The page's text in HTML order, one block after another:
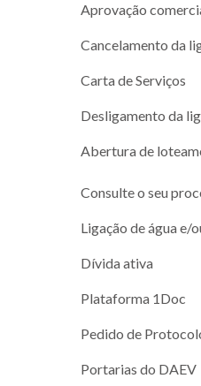
Aprovação
Cancelamento da
Carta de Serviços
Desligamento da
Abertura de
Consulte o seu
Ligação de água e/
Dívida ativa
Plataforma 1Doc
Pedido de
Portarias do DAEV